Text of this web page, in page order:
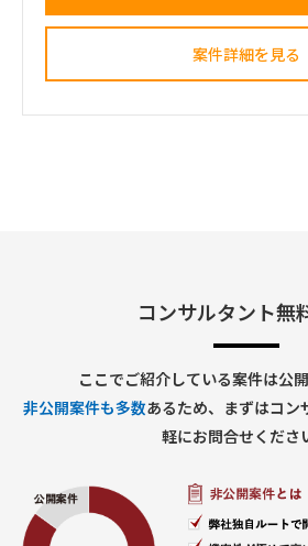
案件詳細を見る
コンサルタント無
ここでご紹介している案件は公
非公開案件も多数あるため、まずはコ
軽にお問合せくださ